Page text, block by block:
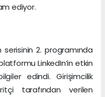
ediyor.
2. programında
LinkedIn’in etkin
edindi. Girişimcilik
tarafından verilen